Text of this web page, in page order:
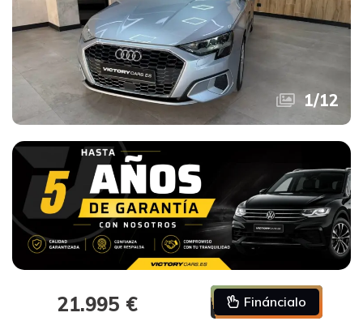
1/12
21.995 € Fináncialo